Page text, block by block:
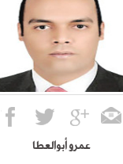
عمرو أبوالعطا